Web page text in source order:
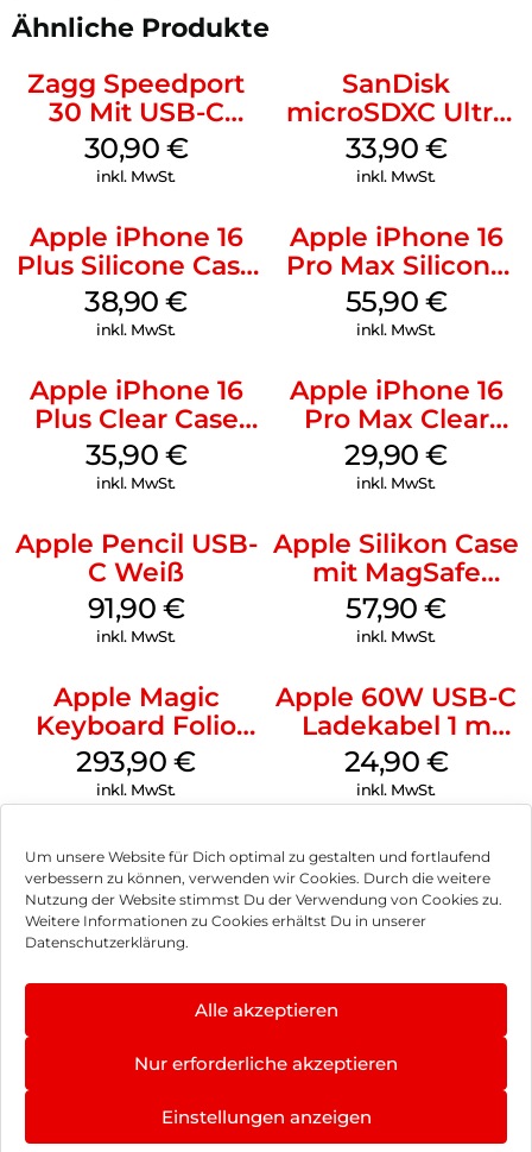
Um unsere Website für Dich optimal zu gestalten und fortlaufend
verbessern zu können, verwenden wir Cookies. Durch die weitere
Nutzung der Website stimmst Du der Verwendung von Cookies zu.
Weitere Informationen zu Cookies erhältst Du in unserer
Datenschutzerklärung.
Alle akzeptieren
Nur erforderliche akzeptieren
Einstellungen anzeigen
Ähnliche Produkte
Zagg Speedport
30 Mit USB-C
Kabel Weiß
30,90 €
inkl. MwSt.
SanDisk
microSDXC Ultra
128 GB + Adapter
Mobile
33,90 €
inkl. MwSt.
Apple iPhone 16
Plus Silicone Case
MagSafe Denim
38,90€
inkl. MwSt.
Apple iPhone 16
Pro Max Silicone
Case MagSafe
Stone Gray
55,90 €
inkl. MwSt.
Apple iPhone 16
Plus Clear Case
MagSafe
Transparent
35,90 €
inkl. MwSt.
Apple iPhone 16
Pro Max Clear
Case MagSafe
Transparent
29,90€
inkl. MwSt.
Apple Pencil USB-
C Weiß
91,90 €
inkl. MwSt.
Apple Silikon Case
mit MagSafe
iPhone 14 Pro
(PRODUCT)RED
57,90€
inkl. MwSt.
Apple Magic
Keyboard Folio
iPad 10.9″ (10.Gen.)
Weiß
293,90€
inkl. MwSt.
Apple 60W USB-C
Ladekabel 1 m
Weiß
24,90 €
inkl. MwSt.
Impressum
Hinweis zur Batterieentsorgung
Newsletter